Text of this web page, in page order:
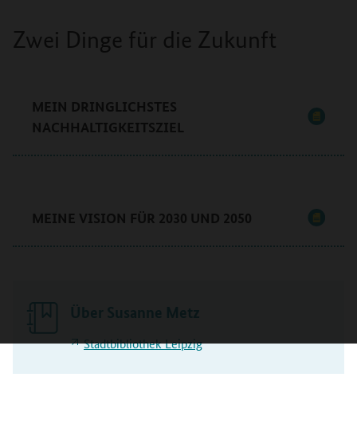
Zwei Dinge für die Zukunft
MEIN DRINGLICHSTES
NACHHALTIGKEITSZIEL
MEINE VISION FÜR 2030 UND 2050
Über Susanne Metz
Stadtbibliothek Leipzig